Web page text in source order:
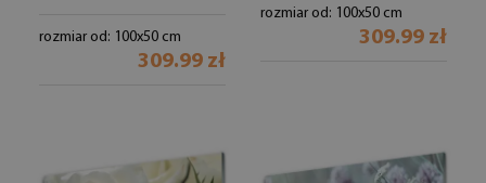
rozmiar od: 100x50 cm
309.99 zł
rozmiar od: 100x50 cm
309.99 zł